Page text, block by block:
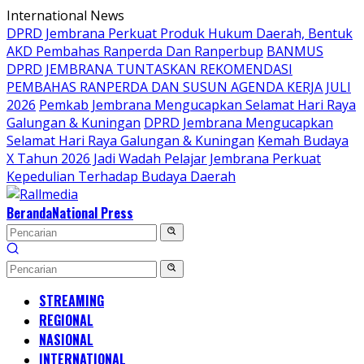
Langsung
ke
konten
International News
DPRD Jembrana Perkuat Produk Hukum Daerah, Bentuk
AKD Pembahas Ranperda Dan Ranperbup BANMUS
DPRD JEMBRANA TUNTASKAN REKOMENDASI
PEMBAHAS RANPERDA DAN SUSUN AGENDA KERJA JULI
2026 Pemkab Jembrana Mengucapkan Selamat Hari Raya
Galungan & Kuningan DPRD Jembrana Mengucapkan
Selamat Hari Raya Galungan & Kuningan Kemah Budaya
X Tahun 2026 Jadi Wadah Pelajar Jembrana Perkuat
Kepedulian Terhadap Budaya Daerah
BerandaNational Press
STREAMING
REGIONAL
NASIONAL
INTERNATIONAL